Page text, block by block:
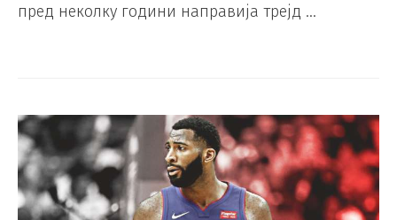
пред неколку години направија трејд …